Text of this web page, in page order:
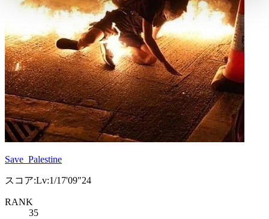
Save_Palestine
スコア:Lv:1/17'09"24
RANK
35